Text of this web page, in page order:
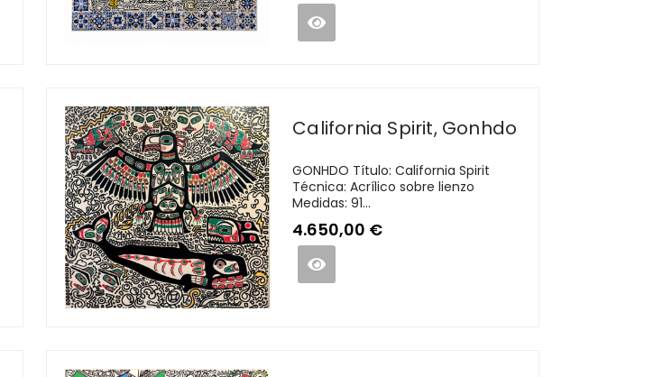
California Spirit, Gonhdo
GONHDO Título: California Spirit
Técnica: Acrílico sobre lienzo
Medidas: 91...
4.650,00 €